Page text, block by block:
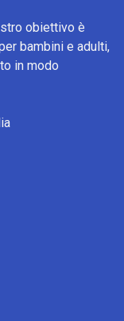
obiettivo è
bambini e adulti,
in modo